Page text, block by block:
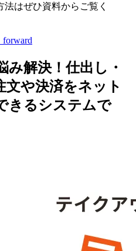
はぜひ資料からご覧く
み解決！仕出し・
文や決済をネット
きるシステムで